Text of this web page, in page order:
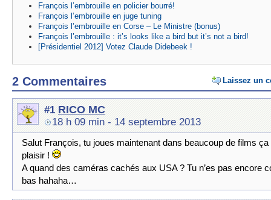
François l’embrouille en policier bourré!
François l’embrouille en juge tuning
François l’embrouille en Corse – Le Ministre (bonus)
François l’embrouille : it’s looks like a bird but it’s not a bird!
[Présidentiel 2012] Votez Claude Didebeek !
Laissez un
2 Commentaires
#1 RICO MC
18 h 09 min - 14 septembre 2013
Salut François, tu joues maintenant dans beaucoup de films ça
plaisir !
A quand des caméras cachés aux USA ? Tu n’es pas encore
bas hahaha…